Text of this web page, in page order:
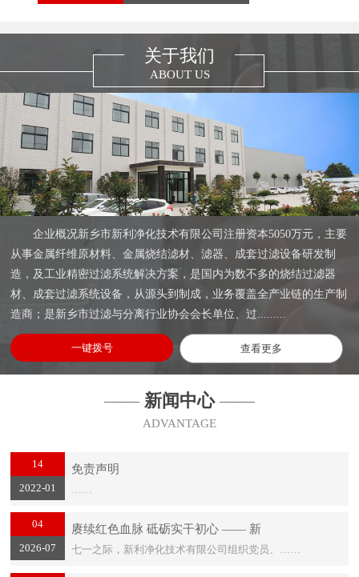
关于我们
ABOUT US
企业概况新乡市新利净化技术有限公司注册资本5050万元，主要
从事金属纤维原材料、金属烧结滤材、滤器、成套过滤设备研发制
造，及工业精密过滤系统解决方案，是国内为数不多的烧结过滤器
材、成套过滤系统设备，从源头到制成，业务覆盖全产业链的生产制
造商；是新乡市过滤与分离行业协会会长单位、过.........
一键拨号 查看更多
—— 新闻中心——
ADVANTAGE
14
2022-01
免责声明
04
2026-07
赓续红色血脉 砥砺实干初心 —— 新
七一之际，新利净化技术有限公司组织党员、……